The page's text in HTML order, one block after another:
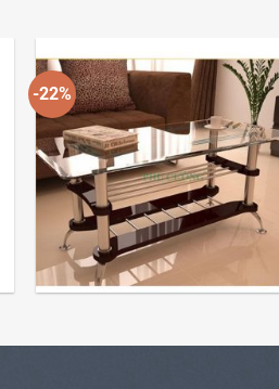
-22%